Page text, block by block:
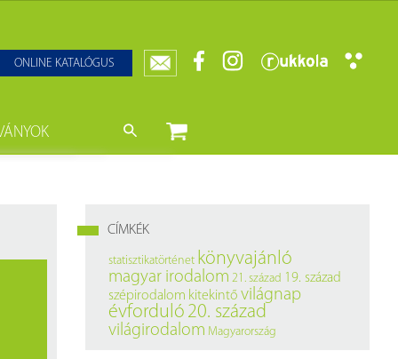
ONLINE KATALÓGUS
CÍMKÉK
statisztikatörténet könyvajánló
magyar irodalom 21. század 19. század
szépirodalom kitekintő világnap
évforduló 20. század
világirodalom Magyarország